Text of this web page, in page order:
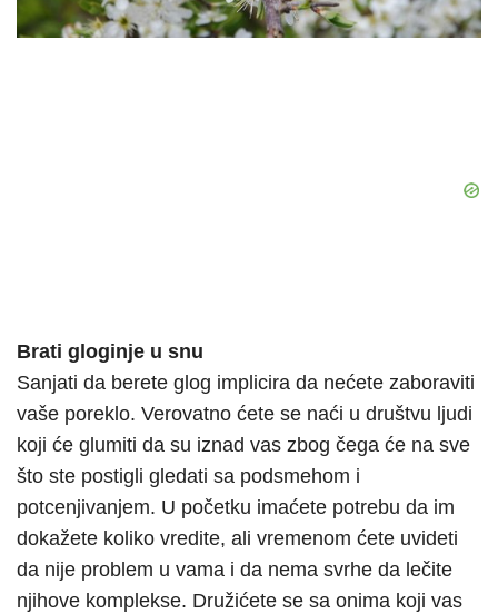
Brati gloginje u snu
Sanjati da berete glog implicira da nećete zaboraviti
vaše poreklo. Verovatno ćete se naći u društvu ljudi
koji će glumiti da su iznad vas zbog čega će na sve
što ste postigli gledati sa podsmehom i
potcenjivanjem. U početku imaćete potrebu da im
dokažete koliko vredite, ali vremenom ćete uvideti
da nije problem u vama i da nema svrhe da lečite
njihove komplekse. Družićete se sa onima koji vas